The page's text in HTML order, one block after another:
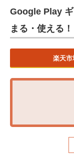
Google Play
まる・使える！
楽天市